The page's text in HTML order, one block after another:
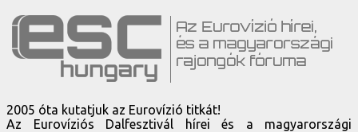
2005 óta kutatjuk az Eurovízió titkát!
Az Eurovíziós Dalfesztivál hírei és a magyarországi